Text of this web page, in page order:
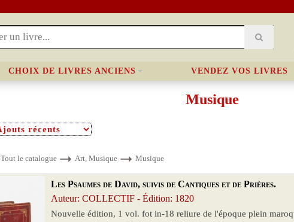
CHOIX DE LIVRES ANCIENS VENDEZ VOS LIVRES
Musique
Tout le catalogue Art, Musique Musique
Les Psaumes de David, suivis de Cantiques et de Prières.
Auteur: COLLECTIF - Édition: 1820
Nouvelle édition, 1 vol. fot in-18 reliure de l'époque plein